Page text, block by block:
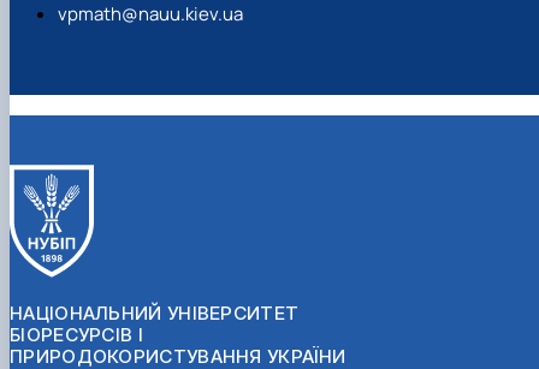
vpmath@nauu.kiev.ua
НАЦІОНАЛЬНИЙ УНІВЕРСИТЕТ
БІОРЕСУРСІВ І
ПРИРОДОКОРИСТУВАННЯ УКРАЇНИ